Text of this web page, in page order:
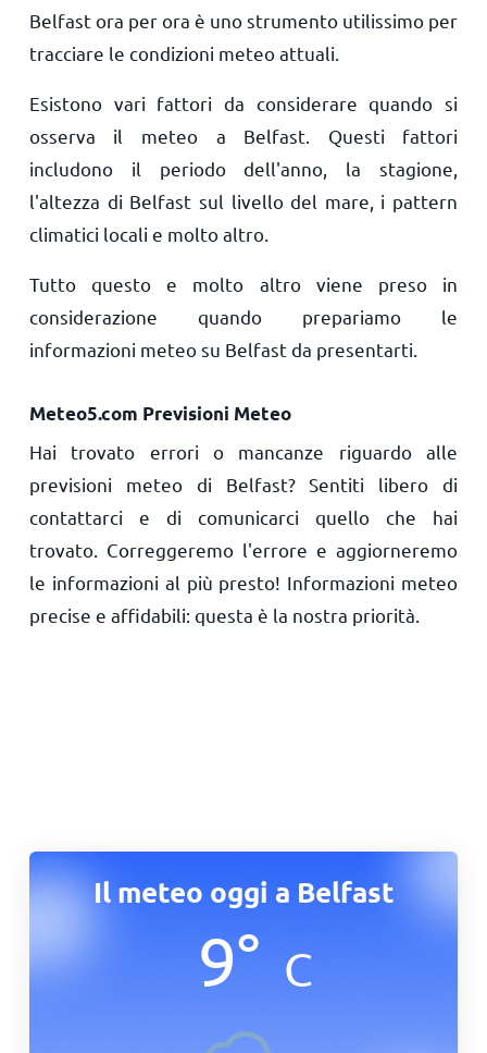
Belfast ora per ora è uno strumento utilissimo per
tracciare le condizioni meteo attuali.
Esistono vari fattori da considerare quando si
osserva il meteo a Belfast. Questi fattori
includono il periodo dell'anno, la stagione,
l'altezza di Belfast sul livello del mare, i pattern
climatici locali e molto altro.
Tutto questo e molto altro viene preso in
considerazione quando prepariamo le
informazioni meteo su Belfast da presentarti.
Meteo5.com Previsioni Meteo
Hai trovato errori o mancanze riguardo alle
previsioni meteo di Belfast? Sentiti libero di
contattarci e di comunicarci quello che hai
trovato. Correggeremo l'errore e aggiorneremo
le informazioni al più presto! Informazioni meteo
precise e affidabili: questa è la nostra priorità.
Il meteo oggi a Belfast
9° C